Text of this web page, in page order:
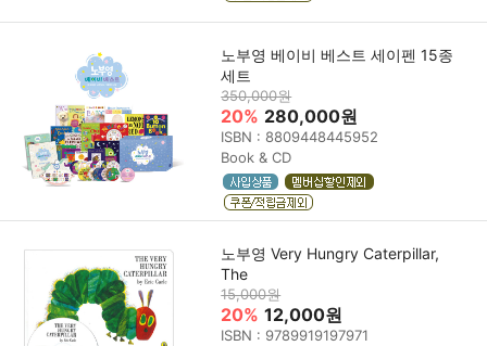
노부영 베이비 베스트 세이펜 15종
세트
350,000원
20% 280,000원
ISBN : 8809448445952
Book & CD
노부영 Very Hungry Caterpillar,
The
15,000원
20% 12,000원
ISBN : 9789919197971